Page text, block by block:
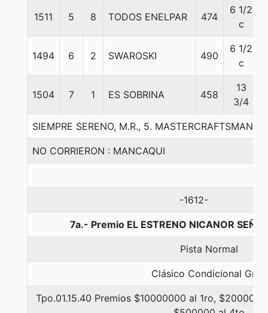
1511 5 8 TODOS ENELPAR 474
6 1/2
c
1494 6 2 SWAROSKI 490
6 1/2
c
1504 7 1 ES SOBRINA 458
13
3/4
SIEMPRE SERENO, M.R., 5. MASTERCRAFTSMAN-
NO CORRIERON : MANCAQUI
-1612-
7a.- Premio EL ESTRENO NICANOR
Pista Normal
Clásico Condicional Gr. 2
Tpo.01.15.40 Premios $10000000 al 1ro,